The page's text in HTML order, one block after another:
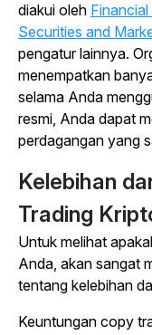
diakui oleh
Securities and
pengatur lainnya.
menempatkan
selama Anda
resmi, Anda dapat
perdagangan yang
Kelebihan
Trading
Untuk melihat
Anda, akan sangat
tentang kelebihan
Keuntungan copy